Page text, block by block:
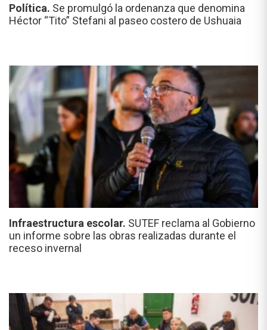
Política. Se promulgó la ordenanza que denomina
Héctor “Tito” Stefani al paseo costero de Ushuaia
Infraestructura escolar. SUTEF reclama al Gobierno
un informe sobre las obras realizadas durante el
receso invernal